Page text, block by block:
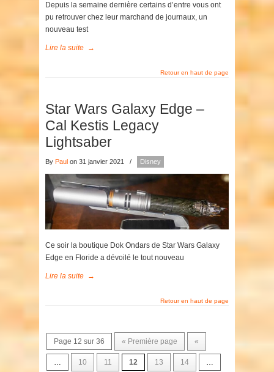
Depuis la semaine dernière certains d’entre vous ont
pu retrouver chez leur marchand de journaux, un
nouveau test
Lire la suite →
Retour en haut de page
Star Wars Galaxy Edge –
Cal Kestis Legacy
Lightsaber
By Paul on 31 janvier 2021 / Disney
Ce soir la boutique Dok Ondars de Star Wars Galaxy
Edge en Floride a dévoilé le tout nouveau
Lire la suite →
Retour en haut de page
Page 12 sur 36 « Première page «
… 10 11 12 13 14 …